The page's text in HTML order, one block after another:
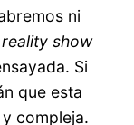
ni
reality show
Si
que esta
compleja.